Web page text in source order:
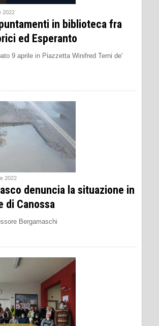
2022
in biblioteca fra
ed Esperanto
9 aprile in Piazzetta Winifred Terni de'
2022
denuncia la situazione in
di Canossa
Bergamaschi